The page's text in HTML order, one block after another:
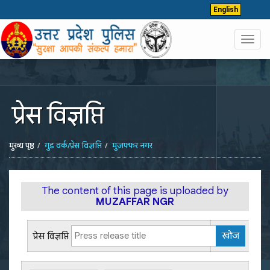
English
प्रेस विज्ञप्ति
मुख्य पृष्ठ गुड वर्क/प्रेस विज्ञप्ति मुजफ्फर नगर
The content of this page is uploaded by
MUZAFFAR NGR
प्रेस विज्ञप्ति